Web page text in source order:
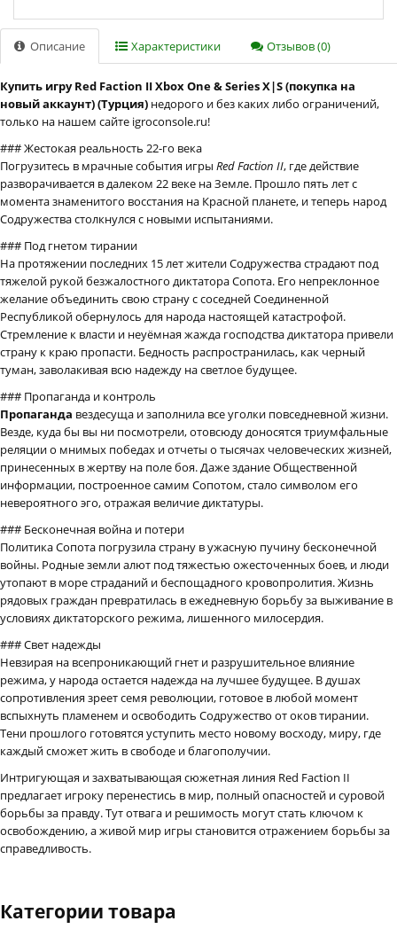
Описание Характеристики Отзывов (0)
Купить игру Red Faction II Xbox One & Series X|S (покупка на
новый аккаунт) (Турция) недорого и без каких либо ограничений,
только на нашем сайте igroconsole.ru!
### Жестокая реальность 22-го века
Погрузитесь в мрачные события игры Red Faction II, где действие
разворачивается в далеком 22 веке на Земле. Прошло пять лет с
момента знаменитого восстания на Красной планете, и теперь народ
Содружества столкнулся с новыми испытаниями.
### Под гнетом тирании
На протяжении последних 15 лет жители Содружества страдают под
тяжелой рукой безжалостного диктатора Сопота. Его непреклонное
желание объединить свою страну с соседней Соединенной
Республикой обернулось для народа настоящей катастрофой.
Стремление к власти и неуёмная жажда господства диктатора привели
страну к краю пропасти. Бедность распространилась, как черный
туман, заволакивая всю надежду на светлое будущее.
### Пропаганда и контроль
Пропаганда вездесуща и заполнила все уголки повседневной жизни.
Везде, куда бы вы ни посмотрели, отовсюду доносятся триумфальные
реляции о мнимых победах и отчеты о тысячах человеческих жизней,
принесенных в жертву на поле боя. Даже здание Общественной
информации, построенное самим Сопотом, стало символом его
невероятного эго, отражая величие диктатуры.
### Бесконечная война и потери
Политика Сопота погрузила страну в ужасную пучину бесконечной
войны. Родные земли алют под тяжестью ожесточенных боев, и люди
утопают в море страданий и беспощадного кровопролития. Жизнь
рядовых граждан превратилась в ежедневную борьбу за выживание в
условиях диктаторского режима, лишенного милосердия.
### Свет надежды
Невзирая на всепроникающий гнет и разрушительное влияние
режима, у народа остается надежда на лучшее будущее. В душах
сопротивления зреет семя революции, готовое в любой момент
вспыхнуть пламенем и освободить Содружество от оков тирании.
Тени прошлого готовятся уступить место новому восходу, миру, где
каждый сможет жить в свободе и благополучии.
Интригующая и захватывающая сюжетная линия Red Faction II
предлагает игроку перенестись в мир, полный опасностей и суровой
борьбы за правду. Тут отвага и решимость могут стать ключом к
освобождению, а живой мир игры становится отражением борьбы за
справедливость.
Категории товара